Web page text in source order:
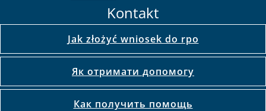
Kontakt
Jak złożyć wniosek do rpo
Як отримати допомогу
Как получить помощь